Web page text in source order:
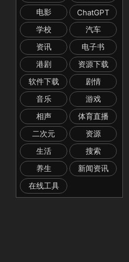
电影
ChatGPT
学校
汽车
资讯
电子书
港剧
资源下载
软件下载
剧情
音乐
游戏
相声
体育直播
二次元
资源
生活
搜索
养生
新闻资讯
在线工具